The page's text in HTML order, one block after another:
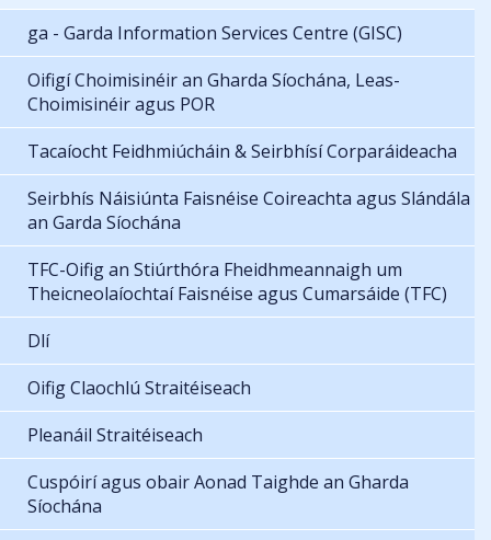
ga - Garda Information Services Centre (GISC)
Oifigí Choimisinéir an Gharda Síochána, Leas-
Choimisinéir agus POR
Tacaíocht Feidhmiúcháin & Seirbhísí Corparáideacha
Seirbhís Náisiúnta Faisnéise Coireachta agus Slándála
an Garda Síochána
TFC-Oifig an Stiúrthóra Fheidhmeannaigh um
Theicneolaíochtaí Faisnéise agus Cumarsáide (TFC)
Dlí
Oifig Claochlú Straitéiseach
Pleanáil Straitéiseach
Cuspóirí agus obair Aonad Taighde an Gharda
Síochána